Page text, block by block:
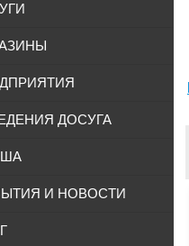
ДОСУГА
И НОВОСТИ